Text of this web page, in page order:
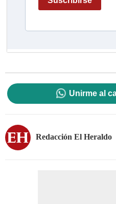
Unirme al
Redacción El Heraldo